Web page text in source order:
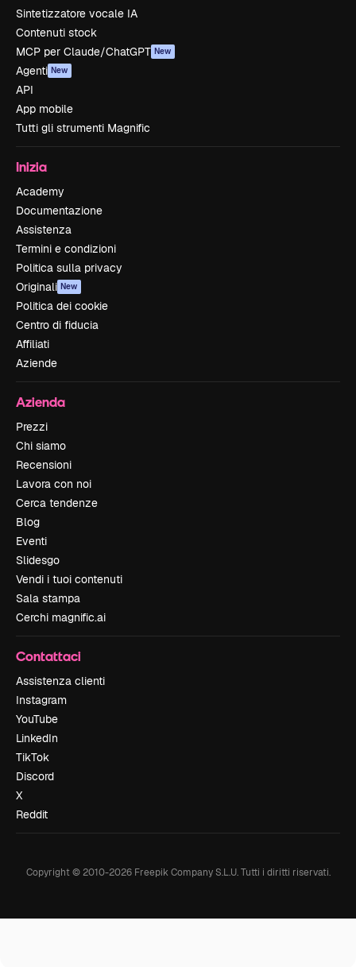
Sintetizzatore vocale IA
Contenuti stock
MCP per Claude/ChatGPT New
Agenti New
API
App mobile
Tutti gli strumenti Magnific
Inizia
Academy
Documentazione
Assistenza
Termini e condizioni
Politica sulla privacy
Originali New
Politica dei cookie
Centro di fiducia
Affiliati
Aziende
Azienda
Prezzi
Chi siamo
Recensioni
Lavora con noi
Cerca tendenze
Blog
Eventi
Slidesgo
Vendi i tuoi contenuti
Sala stampa
Cerchi magnific.ai
Contattaci
Assistenza clienti
Instagram
YouTube
LinkedIn
TikTok
Discord
X
Reddit
Copyright © 2010-2026Freepik Company S.L.U. Tutti i diritti riservati.